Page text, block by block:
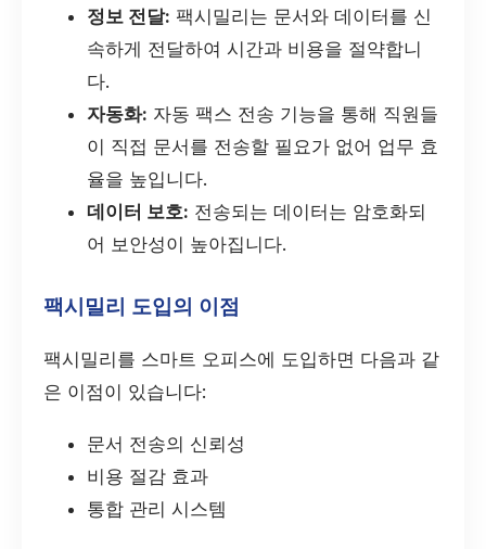
정보 전달: 팩시밀리는 문서와 데이터를 신
속하게 전달하여 시간과 비용을 절약합니
다.
자동화: 자동 팩스 전송 기능을 통해 직원들
이 직접 문서를 전송할 필요가 없어 업무 효
율을 높입니다.
데이터 보호: 전송되는 데이터는 암호화되
어 보안성이 높아집니다.
팩시밀리 도입의 이점
팩시밀리를 스마트 오피스에 도입하면 다음과 같
은 이점이 있습니다:
문서 전송의 신뢰성
비용 절감 효과
통합 관리 시스템